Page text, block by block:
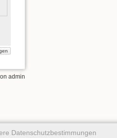
Datenschutzbestimmungen
admin